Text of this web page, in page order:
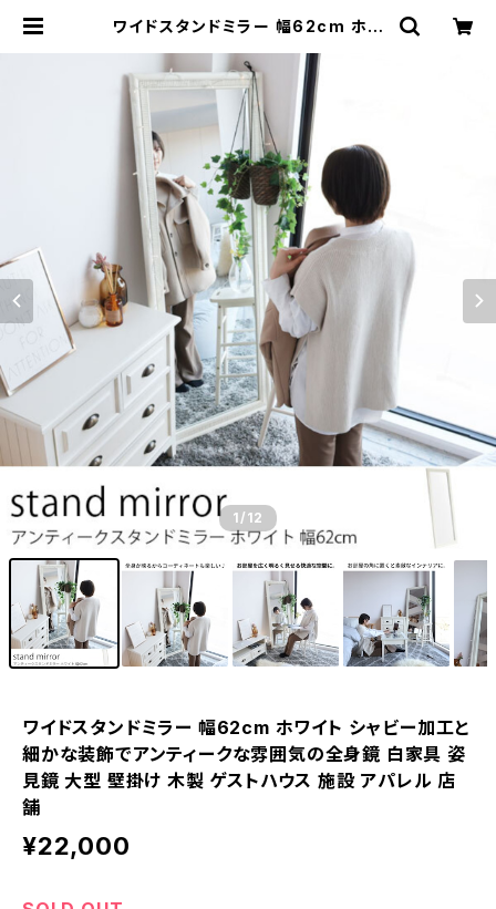
ワイドスタンドミラー 幅62cm ホワ
ティークな雰囲気の全身鏡 白家具 姿
見鏡 大型 壁掛け 木製 ゲストハウス
施設 アパレル 店舗 | カグビズ
1 /12
ワイドスタンドミラー 幅62cm ホワイト シャビー加工と
細かな装飾でアンティークな雰囲気の全身鏡 白家具 姿
見鏡 大型 壁掛け 木製 ゲストハウス 施設 アパレル 店
舗
¥22,000